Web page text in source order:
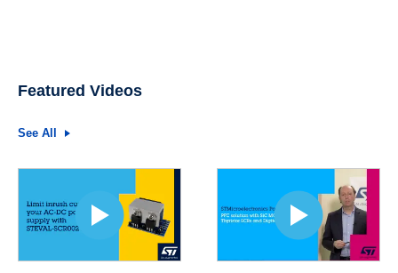
Featured Videos
See All